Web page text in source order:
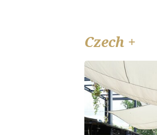
Czech +